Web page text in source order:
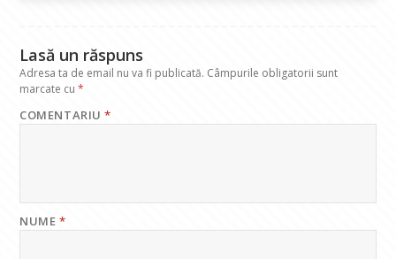
Lasă un răspuns
Adresa ta de email nu va fi publicată. Câmpurile obligatorii sunt
marcate cu*
COMENTARIU*
NUME*